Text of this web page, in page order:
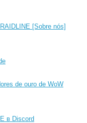
[Sobre nós]
de ouro de WoW
в Discord